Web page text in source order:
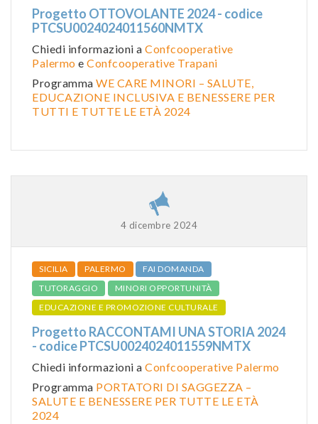
Progetto OTTOVOLANTE 2024 - codice
PTCSU0024024011560NMTX
Chiedi informazioni a Confcooperative
Palermo e Confcooperative Trapani
Programma WE CARE MINORI – SALUTE,
EDUCAZIONE INCLUSIVA E BENESSERE PER
TUTTI E TUTTE LE ETÀ 2024
4 dicembre 2024
SICILIA PALERMO
FAI DOMANDA
TUTORAGGIO
MINORI OPPORTUNITÀ
EDUCAZIONE E PROMOZIONE CULTURALE
Progetto RACCONTAMI UNA STORIA 2024
- codice PTCSU0024024011559NMTX
Chiedi informazioni a Confcooperative Palermo
Programma PORTATORI DI SAGGEZZA –
SALUTE E BENESSERE PER TUTTE LE ETÀ
2024